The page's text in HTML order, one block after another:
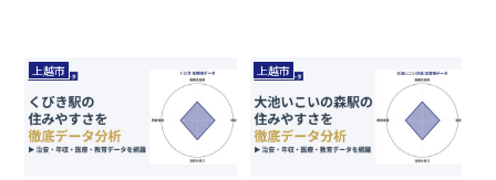
上越市 上越市